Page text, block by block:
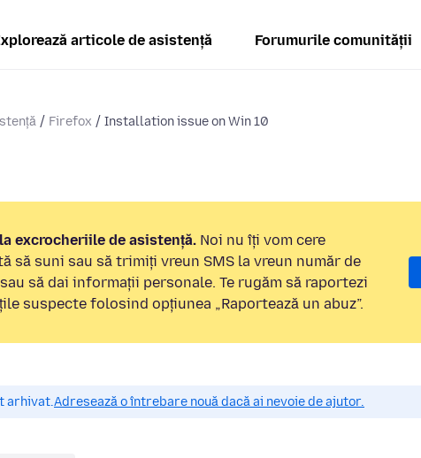
articole de asistență Forumurile comunității
Firefox Installation issue on Win 10
excrocheriile de asistență. Noi nu îți vom cere
să suni sau să trimiți vreun SMS la vreun număr de
să dai informații personale. Te rugăm să raportezi
suspecte folosind opțiunea „Raportează un abuz”.
arhivat.Adresează o întrebare nouă dacă ai nevoie de ajutor.